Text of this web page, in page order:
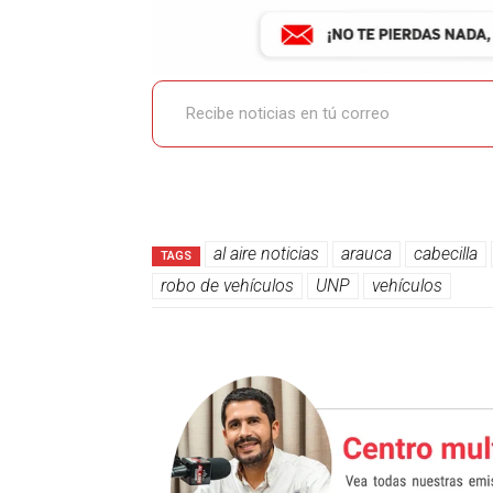
Recibe noticias en tú correo
TAGS al aire noticias arauca cabecilla
robo de vehículos
UNP vehículos